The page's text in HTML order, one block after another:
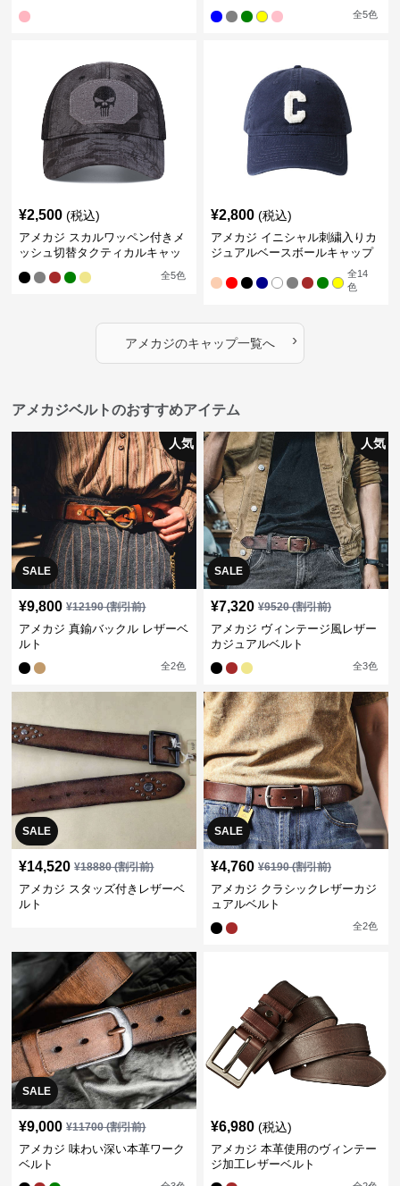
全5色
¥2,500 (税込)
アメカジ スカルワッペン付きメ
ッシュ切替タクティカルキャッ
全5色
¥2,800 (税込)
アメカジ イニシャル刺繍入りカ
ジュアルベースボールキャップ
全14
色
アメカジのキャップ一覧へ ›
アメカジベルトのおすすめアイテム
SALE
人気
¥9,800 ¥12190(割引前)
アメカジ 真鍮バックル レザーベ
ルト
全2色
SALE
人気
¥7,320 ¥9520(割引前)
アメカジ ヴィンテージ風レザー
カジュアルベルト
全3色
SALE
¥14,520 ¥18880(割引前)
アメカジ スタッズ付きレザーベ
ルト
SALE
¥4,760 ¥6190(割引前)
アメカジ クラシックレザーカジ
ュアルベルト
全2色
SALE
¥9,000 ¥11700(割引前)
アメカジ 味わい深い本革ワーク
ベルト
¥6,980 (税込)
アメカジ 本革使用のヴィンテー
ジ加工レザーベルト